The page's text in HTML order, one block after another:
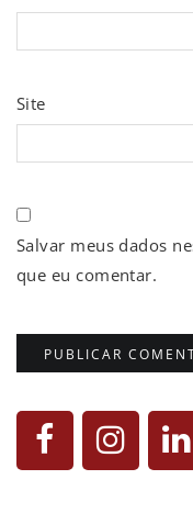
Site
Salvar meus dados
que eu comentar.